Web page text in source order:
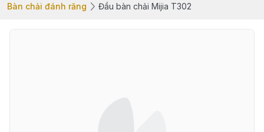
Bàn chải đánh răng
Đầu bàn chải Mijia T302